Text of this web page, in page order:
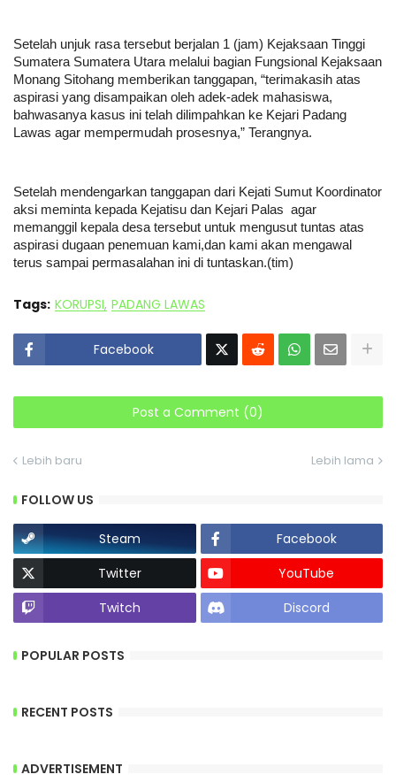
Setelah unjuk rasa tersebut berjalan 1 (jam) Kejaksaan Tinggi
Sumatera Sumatera Utara melalui bagian Fungsional Kejaksaan
Monang Sitohang memberikan tanggapan, “terimakasih atas
aspirasi yang disampaikan oleh adek-adek mahasiswa,
bahwasanya kasus ini telah dilimpahkan ke Kejari Padang
Lawas agar mempermudah prosesnya,” Terangnya.
Setelah mendengarkan tanggapan dari Kejati Sumut Koordinator
aksi meminta kepada Kejatisu dan Kejari Palas agar
memanggil kepala desa tersebut untuk mengusut tuntas atas
aspirasi dugaan penemuan kami,dan kami akan mengawal
terus sampai permasalahan ini di tuntaskan.(tim)
Tags: KORUPSI PADANG LAWAS
Facebook
Post a Comment (0)
Lebih baru Lebih lama
FOLLOW US
Steam
Facebook
Twitter
YouTube
Twitch
Discord
POPULAR POSTS
RECENT POSTS
ADVERTISEMENT